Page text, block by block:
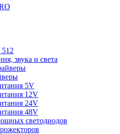
звука и света
5V
12V
24V
48V
светодиодов